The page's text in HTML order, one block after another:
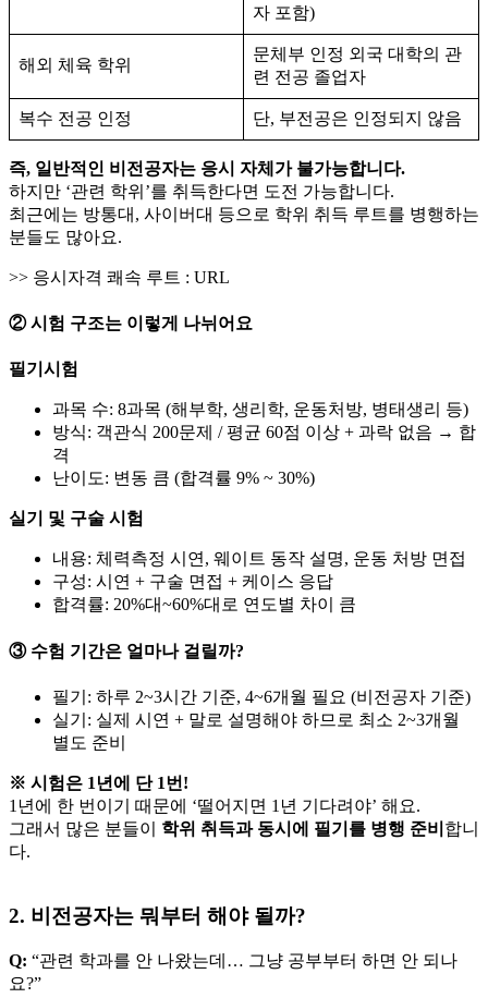
자 포함)
해외 체육 학위
문체부 인정 외국 대학의 관
련 전공 졸업자
복수 전공 인정 단, 부전공은 인정되지 않음
즉, 일반적인 비전공자는 응시 자체가 불가능합니다.
하지만 ‘관련 학위’를 취득한다면 도전 가능합니다.
최근에는 방통대, 사이버대 등으로 학위 취득 루트를 병행하는
분들도 많아요.
>> 응시자격 쾌속 루트 : URL
② 시험 구조는 이렇게 나뉘어요
필기시험
과목 수: 8과목 (해부학, 생리학, 운동처방, 병태생리 등)
방식: 객관식 200문제 / 평균 60점 이상 + 과락 없음 → 합
격
난이도: 변동 큼 (합격률 9% ~ 30%)
실기 및 구술 시험
내용: 체력측정 시연, 웨이트 동작 설명, 운동 처방 면접
구성: 시연 + 구술 면접 + 케이스 응답
합격률: 20%대~60%대로 연도별 차이 큼
③ 수험 기간은 얼마나 걸릴까?
필기: 하루 2~3시간 기준, 4~6개월 필요 (비전공자 기준)
실기: 실제 시연 + 말로 설명해야 하므로 최소 2~3개월
별도 준비
※ 시험은 1년에 단 1번!
1년에 한 번이기 때문에 ‘떨어지면 1년 기다려야’ 해요.
그래서 많은 분들이 학위 취득과 동시에 필기를 병행 준비 합니
다.
2. 비전공자는 뭐부터 해야 될까?
Q: “관련 학과를 안 나왔는데… 그냥 공부부터 하면 안 되나
요?”